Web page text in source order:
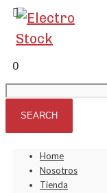
0
Home
Nosotros
Tienda